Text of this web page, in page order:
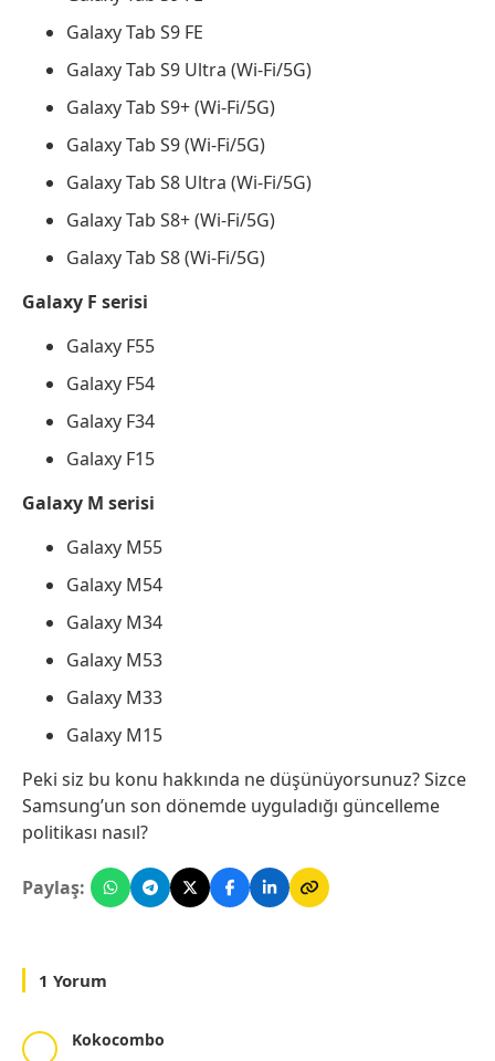
Galaxy Tab S9 FE
Galaxy Tab S9 Ultra (Wi-Fi/5G)
Galaxy Tab S9+ (Wi-Fi/5G)
Galaxy Tab S9 (Wi-Fi/5G)
Galaxy Tab S8 Ultra (Wi-Fi/5G)
Galaxy Tab S8+ (Wi-Fi/5G)
Galaxy Tab S8 (Wi-Fi/5G)
Galaxy F serisi
Galaxy F55
Galaxy F54
Galaxy F34
Galaxy F15
Galaxy M serisi
Galaxy M55
Galaxy M54
Galaxy M34
Galaxy M53
Galaxy M33
Galaxy M15
Peki siz bu konu hakkında ne düşünüyorsunuz? Sizce
Samsung’un son dönemde uyguladığı güncelleme
politikası nasıl?
Paylaş:
1 Yorum
Kokocombo